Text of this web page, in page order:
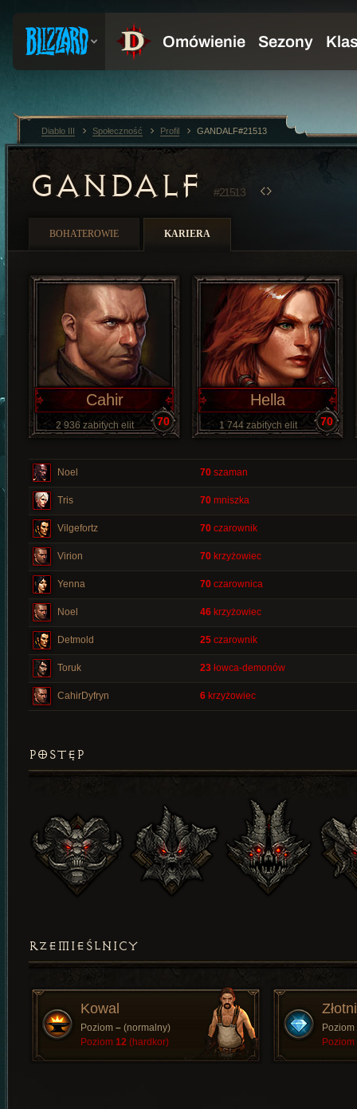
GANDALF #21513
BOHATEROWIE KARIERA
Cahir
2 936 zabitych elit 70
Hella
1 744 zabitych elit 70
Noel 70 szaman
Tris 70 mniszka
Vilgefortz 70 czarownik
Virion 70 krzyżowiec
Yenna 70 czarownica
Noel 46 krzyżowiec
Detmold 25 czarownik
Toruk 23 łowca-demonów
CahirDyfryn 6 krzyżowiec
POSTĘP
RZEMIEŚLNICY
Kowal
Poziom – (normalny)
Poziom 12 (hardkor)
Poziom
Poziom
Diablo III Społeczność Profil GANDALF#21513